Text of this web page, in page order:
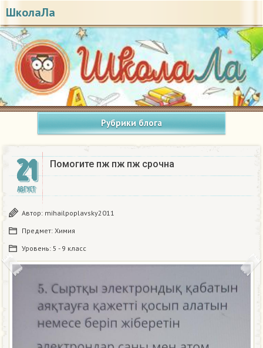
ШколаЛа
Рубрики блога
21
АВГУСТ
Помогите пж пж пж срочна​
Автор: mihailpoplavsky2011
Предмет: Химия
Уровень: 5 - 9 класс